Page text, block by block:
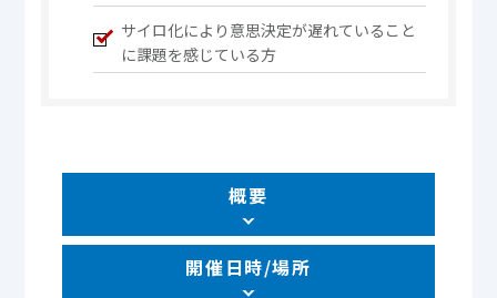
サイロ化により意思決定が遅れていること
に課題を感じている方
概要
開催日時/場所